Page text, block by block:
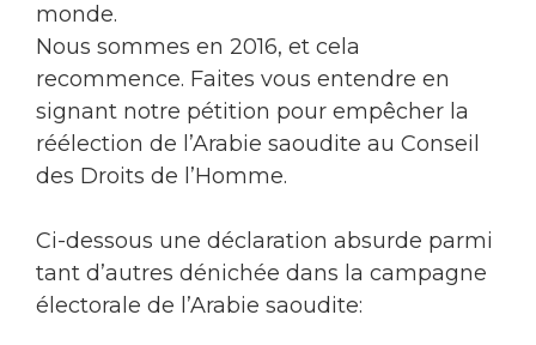
monde.
Nous sommes en 2016, et cela
recommence. Faites vous entendre en
signant notre pétition pour empêcher la
réélection de l’Arabie saoudite au Conseil
des Droits de l’Homme.
Ci-dessous une déclaration absurde parmi
tant d’autres dénichée dans la campagne
électorale de l’Arabie saoudite: